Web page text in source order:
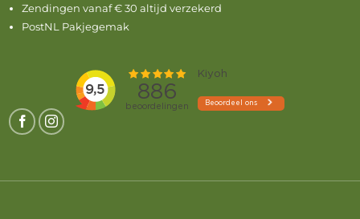
Zendingen vanaf € 30 altijd verzekerd
PostNL Pakjegemak